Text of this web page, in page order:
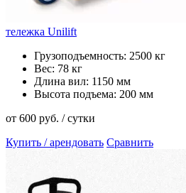
тележка Unilift
Грузоподъемность: 2500 кг
Вес: 78 кг
Длина вил: 1150 мм
Высота подъема: 200 мм
от 600 руб. / сутки
Купить / арендовать Сравнить